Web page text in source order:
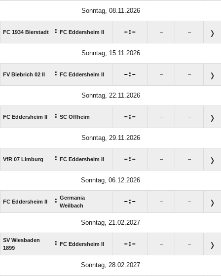
Sonntag, 08.11.2026
FC 1934 Bierstadt : FC Eddersheim II : – –
Sonntag, 15.11.2026
FV Biebrich 02 II : FC Eddersheim II : – –
Sonntag, 22.11.2026
FC Eddersheim II : SC Offheim : – –
Sonntag, 29.11.2026
VfR 07 Limburg : FC Eddersheim II : – –
Sonntag, 06.12.2026
FC Eddersheim II : Germania
Weilbach
: – –
Sonntag, 21.02.2027
SV Wiesbaden
1899
: FC Eddersheim II : – –
Sonntag, 28.02.2027